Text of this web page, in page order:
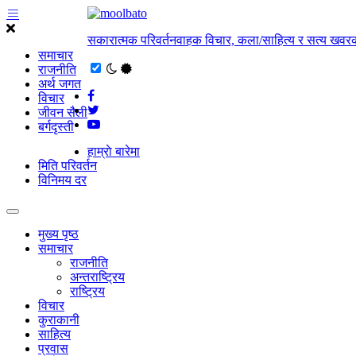
समाचार
राजनीति
अर्थ जगत
विचार
जीवन सैली
बर्गदृस्ती
सकारात्मक परिवर्तनवाहक विचार, कला/साहित्य र सत्य
हाम्राे बारेमा
मिति परिवर्तन
विनिमय दर
मुख्य पृष्ठ
समाचार
राजनीति
अन्तराष्ट्रिय
राष्ट्रिय
विचार
कुराकानी
साहित्य
प्रवास